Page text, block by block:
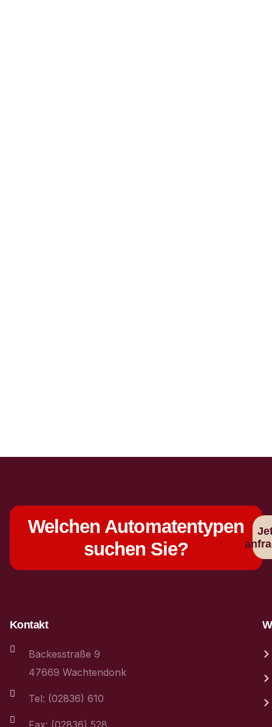
Welchen Automatentypen
suchen Sie?
Kontakt
Backesstraße 9
47669 Wachtendonk
Tel: (02836) 610
Fax: (02836) 528